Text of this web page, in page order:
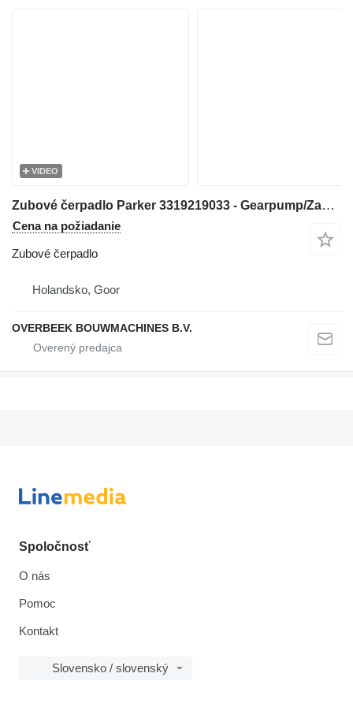
VIDEO
Zubové čerpadlo Parker 3319219033 - Gearpump/Zahnradpumpe/Tandwielpomp
Cena na požiadanie
Zubové čerpadlo
Holandsko, Goor
OVERBEEK BOUWMACHINES B.V.
Spoločnosť
O nás
Pomoc
Kontakt
Slovensko / slovenský